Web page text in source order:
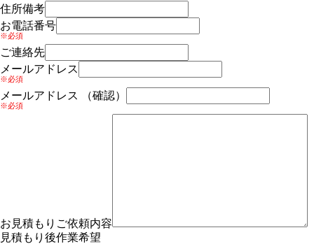
住所備考
お電話番号
※必須
ご連絡先
メールアドレス
※必須
メールアドレス （確認）
※必須
お見積もりご依頼内容
見積もり後作業希望